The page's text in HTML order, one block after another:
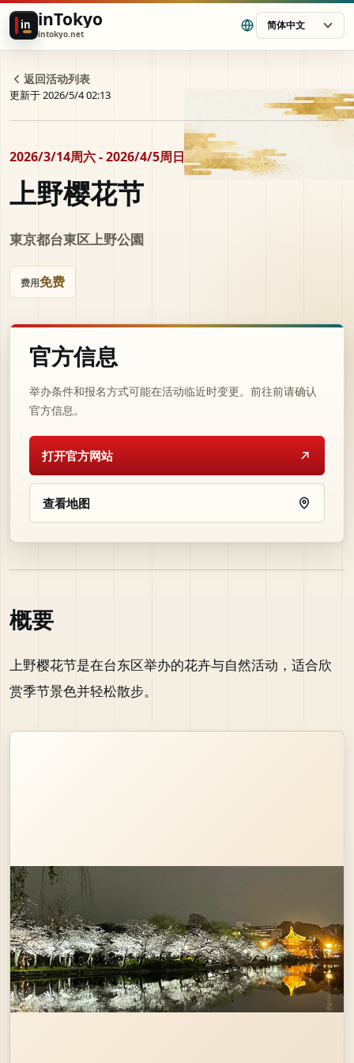
in inTokyo
intokyo.net
简体中文
返回活动列表
更新于 2026/5/4 02:13
2026/3/14周六 - 2026/4/5周日
上野樱花节
東京都台東区上野公園
费用免费
官方信息
举办条件和报名方式可能在活动临近时变更。前往前请确认
官方信息。
打开官方网站
查看地图
概要
上野樱花节是在台东区举办的花卉与自然活动，适合欣
赏季节景色并轻松散步。